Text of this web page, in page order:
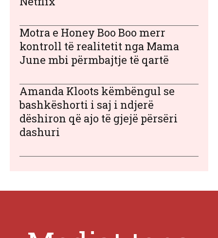
Motra e Honey Boo Boo merr
kontroll të realitetit nga Mama
June mbi përmbajtje të qartë
Amanda Kloots këmbëngul se
bashkëshorti i saj i ndjerë
dëshiron që ajo të gjejë përsëri
dashuri